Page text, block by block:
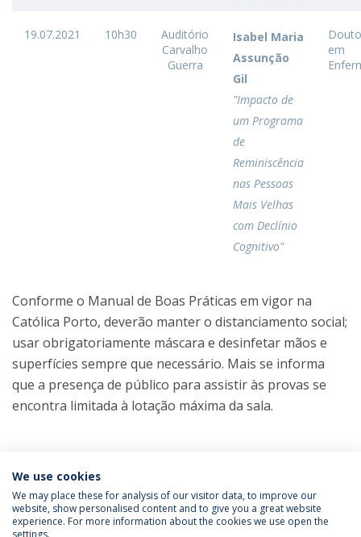
19.07.2021 10h30
Auditório
Carvalho
Guerra
Isabel Maria
Assunção
Gil
"Impacto de
um Programa
de
Reminiscência
nas Pessoas
Mais Velhas
com Declínio
Cognitivo"
em
Conforme o Manual de Boas Práticas em vigor na
Católica Porto, deverão manter o distanciamento social;
usar obrigatoriamente máscara e desinfetar mãos e
superfícies sempre que necessário. Mais se informa
que a presença de público para assistir às provas se
encontra limitada à lotação máxima da sala.
Doutoramento em Enfermagem
Nursing
Provas Públicas
We use cookies
We may place these for analysis of our visitor data, to improve our
website, show personalised content and to give you a great website
experience. For more information about the cookies we use open the
settings.